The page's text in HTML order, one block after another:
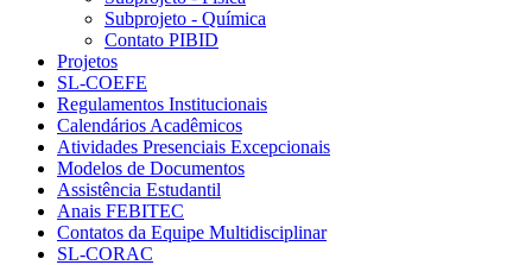
Subprojeto - Química
Contato PIBID
Projetos
SL-COEFE
Regulamentos Institucionais
Calendários Acadêmicos
Atividades Presenciais Excepcionais
Modelos de Documentos
Assistência Estudantil
Anais FEBITEC
Contatos da Equipe Multidisciplinar
SL-CORAC